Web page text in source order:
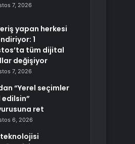
7, 2026
yapan herkesi
1
tüm dijital
değişiyor
7, 2026
“Yerel seçimler
ret
6, 2026
teknolojisi